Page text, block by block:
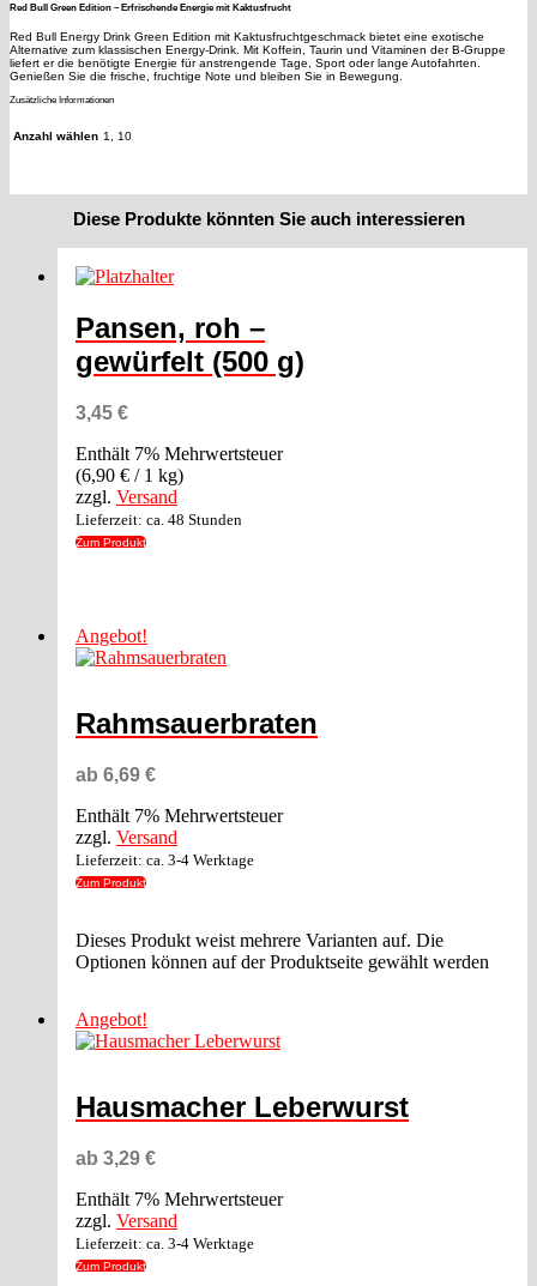
Red Bull Green Edition – Erfrischende Energie mit Kaktusfrucht
Red Bull Energy Drink Green Edition mit Kaktusfruchtgeschmack bietet eine exotische
Alternative zum klassischen Energy-Drink. Mit Koffein, Taurin und Vitaminen der B-Gruppe
liefert er die benötigte Energie für anstrengende Tage, Sport oder lange Autofahrten.
Genießen Sie die frische, fruchtige Note und bleiben Sie in Bewegung.
Zusätzliche Informationen
Anzahl wählen 1, 10
Diese Produkte könnten Sie auch interessieren
Pansen, roh –
gewürfelt (500 g)
3,45 €
Enthält 7% Mehrwertsteuer
(6,90 € / 1 kg)
zzgl. Versand
Lieferzeit: ca. 48 Stunden
Zum Produkt
Angebot!
Rahmsauerbraten
ab 6,69 €
Enthält 7% Mehrwertsteuer
zzgl. Versand
Lieferzeit: ca. 3-4 Werktage
Zum Produkt
Dieses Produkt weist mehrere Varianten auf. Die
Optionen können auf der Produktseite gewählt werden
Angebot!
Hausmacher Leberwurst
ab 3,29 €
Enthält 7% Mehrwertsteuer
zzgl. Versand
Lieferzeit: ca. 3-4 Werktage
Zum Produkt